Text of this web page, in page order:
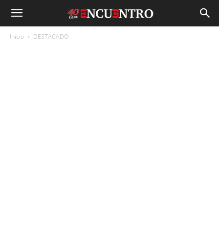
Inicio DESTACADO